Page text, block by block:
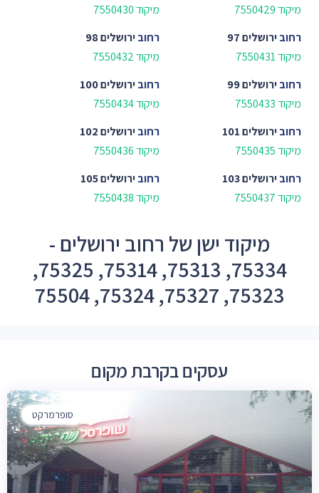
מיקוד 7550429
מיקוד 7550430
רחובירושלים 97
מיקוד 7550431
רחובירושלים 98
מיקוד 7550432
רחובירושלים 99
מיקוד 7550433
רחובירושלים 100
מיקוד 7550434
רחובירושלים 101
מיקוד 7550435
רחובירושלים 102
מיקוד 7550436
רחובירושלים 103
מיקוד 7550437
רחובירושלים 105
מיקוד 7550438
מיקוד ישן של רחוב ירושלים -
75334, 75313, 75314, 75325,
75323, 75327, 75324, 75504
עסקים בקרבת מקום
סופרמרקט